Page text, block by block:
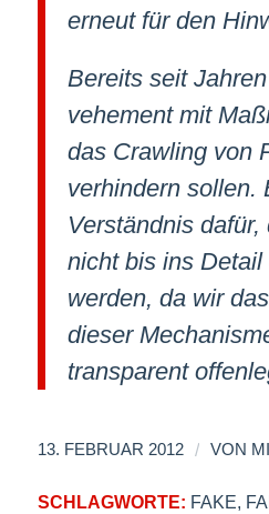
erneut für den
Bereits seit
vehement mit
das Crawling von
verhindern sollen.
Verständnis
nicht bis ins Detail
werden, da wir
dieser
transparent
13. FEBRUAR 2012 / VON
SCHLAGWORTE: FAKE,